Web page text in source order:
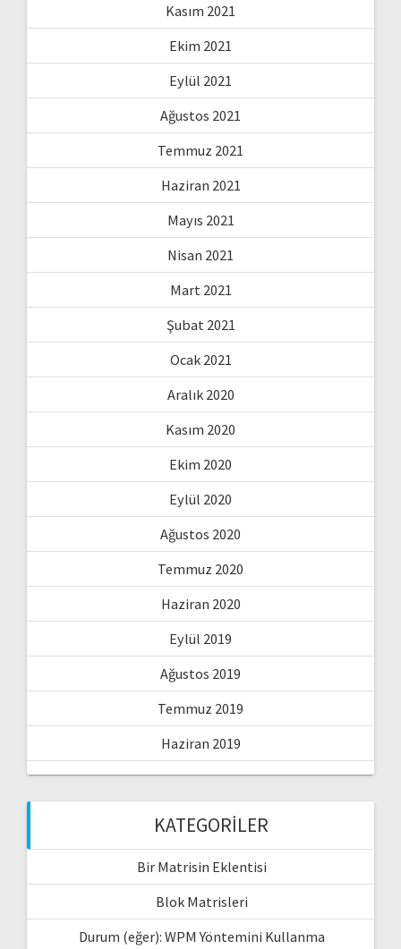
Kasım 2021
Ekim 2021
Eylül 2021
Ağustos 2021
Temmuz 2021
Haziran 2021
Mayıs 2021
Nisan 2021
Mart 2021
Şubat 2021
Ocak 2021
Aralık 2020
Kasım 2020
Ekim 2020
Eylül 2020
Ağustos 2020
Temmuz 2020
Haziran 2020
Eylül 2019
Ağustos 2019
Temmuz 2019
Haziran 2019
KATEGORILER
Bir Matrisin Eklentisi
Blok Matrisleri
Durum (eğer): WPM Yöntemini Kullanma